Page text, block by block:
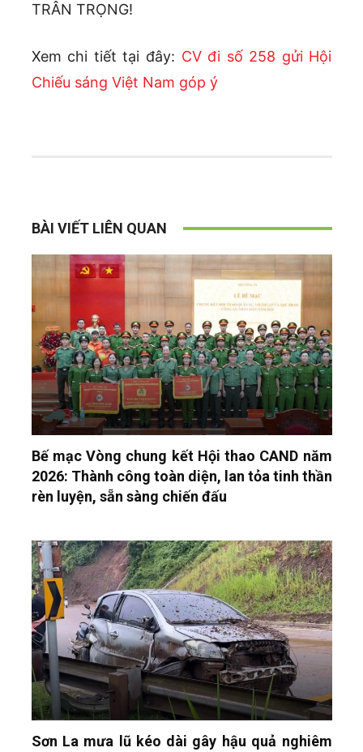
TRÂN TRỌNG!
Xem chi tiết tại đây: CV đi số 258 gửi Hội
Chiếu sáng Việt Nam góp ý
BÀI VIẾT LIÊN QUAN
Bế mạc Vòng chung kết Hội thao CAND năm
2026: Thành công toàn diện, lan tỏa tinh thần
rèn luyện, sẵn sàng chiến đấu
Sơn La mưa lũ kéo dài gây hậu quả nghiêm